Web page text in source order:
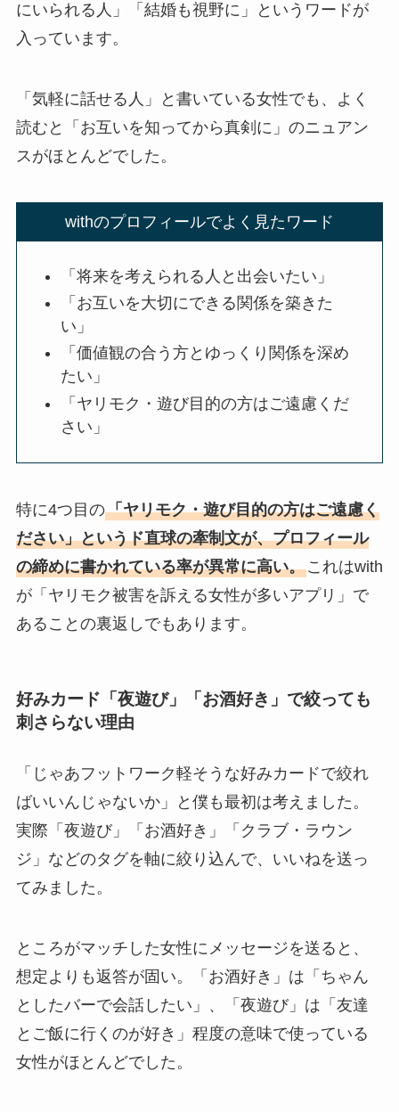
にいられる人」「結婚も視野に」というワードが
入っています。
「気軽に話せる人」と書いている女性でも、よく
読むと「お互いを知ってから真剣に」のニュアン
スがほとんどでした。
withのプロフィールでよく見たワード
「将来を考えられる人と出会いたい」
「お互いを大切にできる関係を築きた
い」
「価値観の合う方とゆっくり関係を深め
たい」
「ヤリモク・遊び目的の方はご遠慮くだ
さい」
特に4つ目の「ヤリモク・遊び目的の方はご遠慮く
ださい」というド直球の牽制文が、プロフィール
の締めに書かれている率が異常に高い。これはwith
が「ヤリモク被害を訴える女性が多いアプリ」で
あることの裏返しでもあります。
好みカード「夜遊び」「お酒好き」で絞っても
刺さらない理由
「じゃあフットワーク軽そうな好みカードで絞れ
ばいいんじゃないか」と僕も最初は考えました。
実際「夜遊び」「お酒好き」「クラブ・ラウン
ジ」などのタグを軸に絞り込んで、いいねを送っ
てみました。
ところがマッチした女性にメッセージを送ると、
想定よりも返答が固い。「お酒好き」は「ちゃん
としたバーで会話したい」、「夜遊び」は「友達
とご飯に行くのが好き」程度の意味で使っている
女性がほとんどでした。